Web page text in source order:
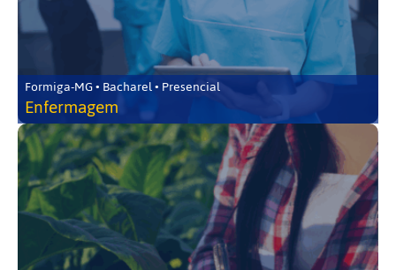
Formiga-MG • Bacharel • Presencial
Enfermagem